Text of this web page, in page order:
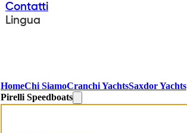
Contatti
Lingua
HomeChi SiamoCranchi YachtsSaxdor Yachts
Pirelli Speedboats